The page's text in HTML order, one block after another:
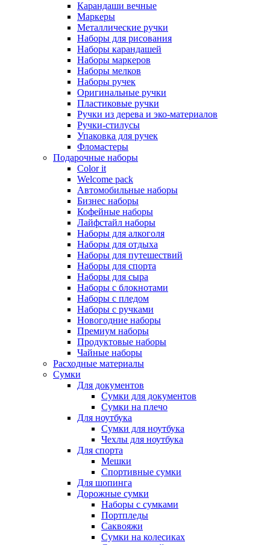
Карандаши вечные
Маркеры
Металлические ручки
Наборы для рисования
Наборы карандашей
Наборы маркеров
Наборы мелков
Наборы ручек
Оригинальные ручки
Пластиковые ручки
Ручки из дерева и эко-материалов
Ручки-стилусы
Упаковка для ручек
Фломастеры
Подарочные наборы
Color it
Welcome pack
Автомобильные наборы
Бизнес наборы
Кофейные наборы
Лайфстайл наборы
Наборы для алкоголя
Наборы для отдыха
Наборы для путешествий
Наборы для спорта
Наборы для сыра
Наборы с блокнотами
Наборы с пледом
Наборы с ручками
Новогодние наборы
Премиум наборы
Продуктовые наборы
Чайные наборы
Расходные материалы
Сумки
Для документов
Сумки для документов
Сумки на плечо
Для ноутбука
Сумки для ноутбука
Чехлы для ноутбука
Для спорта
Мешки
Спортивные сумки
Для шопинга
Дорожные сумки
Наборы с сумками
Портпледы
Саквояжи
Сумки на колесиках